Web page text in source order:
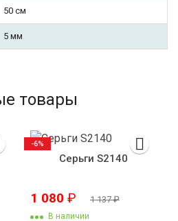
50 см
5 мм
товары
Серьги S2140
1 080 ₽ 1 137₽
В наличии
-6%